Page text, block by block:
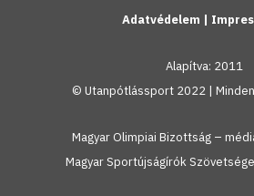
Adatvédelem |
Alapítva: 2011
© Utanpótlássport 2022 |
Magyar Olimpiai Bizottság –
Magyar Sportújságírók